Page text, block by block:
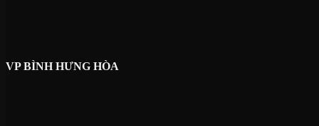
VP BÌNH HƯNG HÒA